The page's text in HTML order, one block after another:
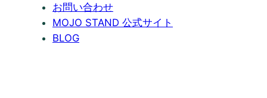
お問い合わせ
MOJO STAND 公式サイト
BLOG